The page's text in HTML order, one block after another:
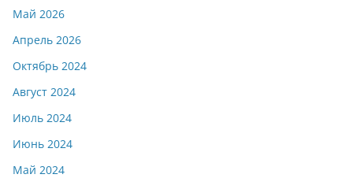
Май 2026
Апрель 2026
Октябрь 2024
Август 2024
Июль 2024
Июнь 2024
Май 2024